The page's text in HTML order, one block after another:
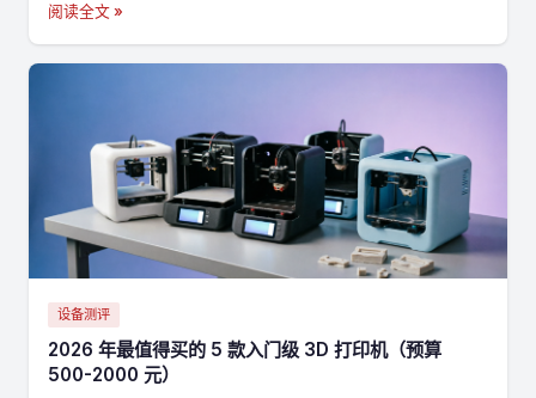
阅读全文 »
设备测评
2026 年最值得买的 5 款入门级 3D 打印机（预算
500-2000 元）